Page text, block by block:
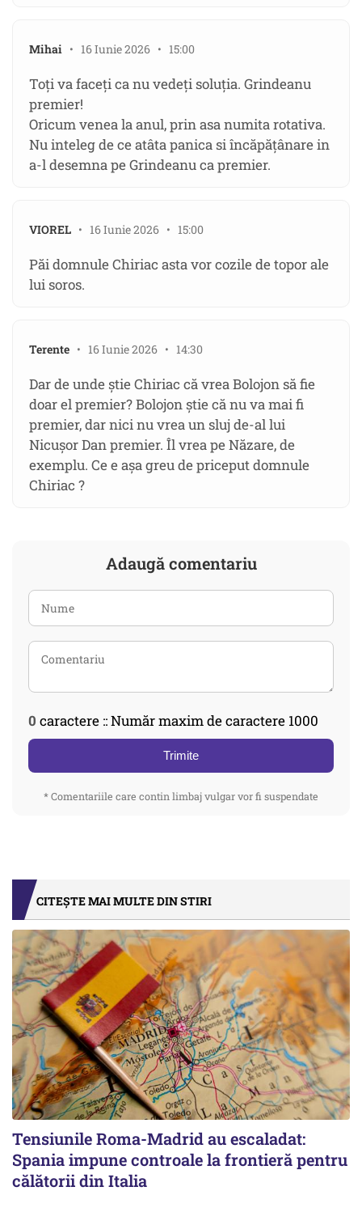
Mihai • 16 Iunie 2026 • 15:00
Toți va faceți ca nu vedeți soluția. Grindeanu
premier!
Oricum venea la anul, prin asa numita rotativa.
Nu inteleg de ce atâta panica si încăpățânare in
a-l desemna pe Grindeanu ca premier.
VIOREL • 16 Iunie 2026 • 15:00
Păi domnule Chiriac asta vor cozile de topor ale
lui soros.
Terente • 16 Iunie 2026 • 14:30
Dar de unde știe Chiriac că vrea Bolojon să fie
doar el premier? Bolojon știe că nu va mai fi
premier, dar nici nu vrea un sluj de-al lui
Nicușor Dan premier. Îl vrea pe Năzare, de
exemplu. Ce e așa greu de priceput domnule
Chiriac ?
Adaugă comentariu
0 caractere :: Număr maxim de caractere 1000
Trimite
* Comentariile care contin limbaj vulgar vor fi suspendate
CITEȘTE MAI MULTE DIN STIRI
Tensiunile Roma-Madrid au escaladat:
Spania impune controale la frontieră pentru
călătorii din Italia